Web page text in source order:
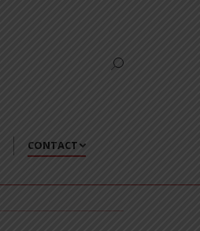
CONTACT